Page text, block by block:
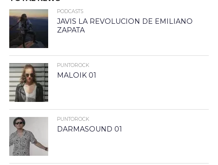
PODCASTS
JAVIS LA REVOLUCION DE EMILIANO
ZAPATA
PUNTOROCK
MALOIK 01
PUNTOROCK
DARMASOUND 01